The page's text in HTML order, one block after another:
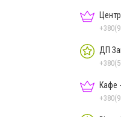
ДП
Кафе